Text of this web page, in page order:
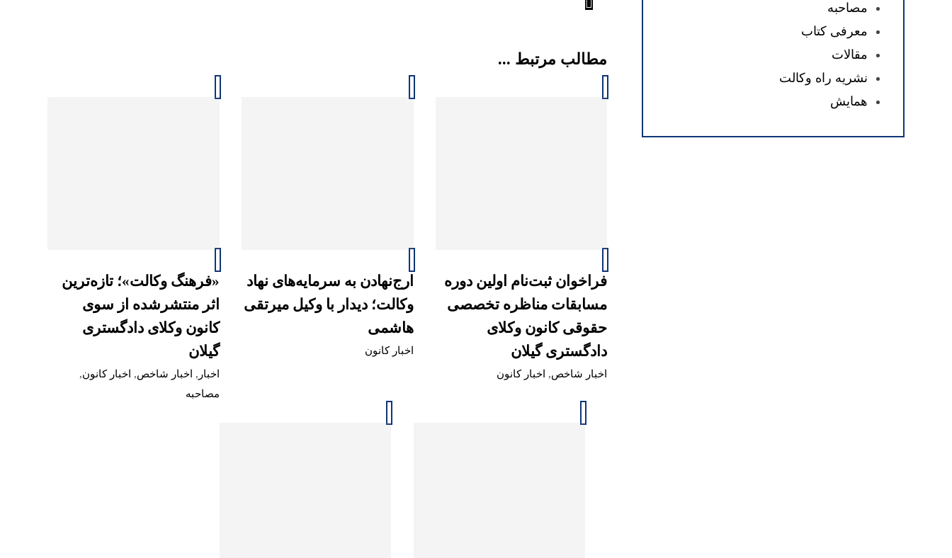
مطالب مرتبط ...
فراخوان ثبت‌نام اولین دوره
مسابقات مناظره تخصصی
حقوقی کانون وکلای
دادگستری گیلان
اخبار شاخص, اخبار کانون
ارج‌نهادن به سرمایه‌های نهاد
وکالت؛ دیدار با وکیل میرتقی
هاشمی
اخبار کانون
«فرهنگ وکالت»؛ تازه‌ترین
اثر منتشرشده از سوی
کانون وکلای دادگستری
گیلان
اخبار , اخبار شاخص, اخبار کانون,
مصاحبه
مصاحبه
معرفی کتاب
مقالات
نشریه راه وکالت
همایش